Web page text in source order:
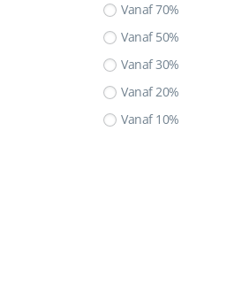
Vanaf 70%
Vanaf 50%
Vanaf 30%
Vanaf 20%
Vanaf 10%